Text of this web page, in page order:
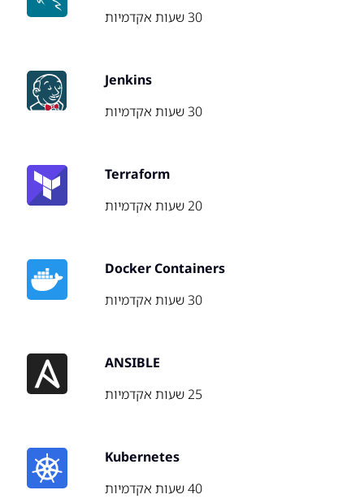
30 שעות אקדמיות
Jenkins
30 שעות אקדמיות
Terraform
20 שעות אקדמיות
Docker Containers
30 שעות אקדמיות
ANSIBLE
25 שעות אקדמיות
Kubernetes
40 שעות אקדמיות